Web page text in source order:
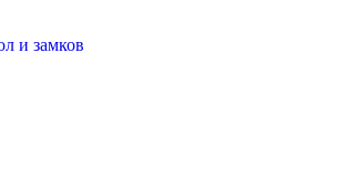
и замков